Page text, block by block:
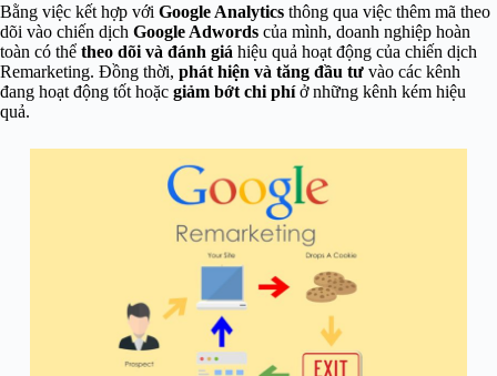
Bằng việc kết hợp với Google Analytics thông qua việc thêm mã theo
dõi vào chiến dịch Google Adwords của mình, doanh nghiệp hoàn
toàn có thể theo dõi và đánh giá hiệu quả hoạt động của chiến dịch
Remarketing. Đồng thời, phát hiện và tăng đầu tư vào các kênh
đang hoạt động tốt hoặc giảm bớt chi phíở những kênh kém hiệu
quả.